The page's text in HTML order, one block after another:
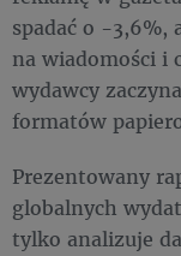
spadać o -3,6%,
na wiadomości i
wydawcy
formatów
Prezentowany
globalnych
tylko analizuje